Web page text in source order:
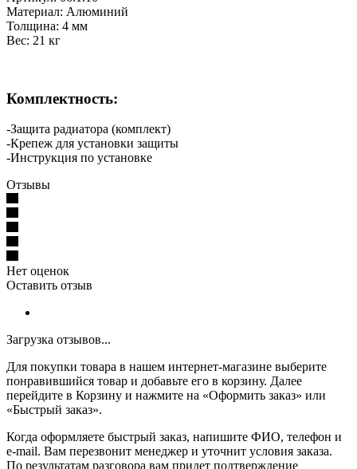
Материал: Алюминий
Толщина: 4 мм
Вес: 21 кг
Комплектность:
-Защита радиатора (комплект)
-Крепеж для установки защиты
-Инструкция по установке
Отзывы
Нет оценок
Оставить отзыв
Загрузка отзывов...
Для покупки товара в нашем интернет-магазине выберите
понравившийся товар и добавьте его в корзину. Далее
перейдите в Корзину и нажмите на «Оформить заказ» или
«Быстрый заказ».
Когда оформляете быстрый заказ, напишите ФИО, телефон и
e-mail. Вам перезвонит менеджер и уточнит условия заказа.
По результатам разговора вам придет подтверждение